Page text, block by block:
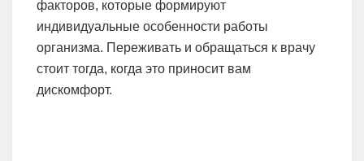
факторов, которые формируют
индивидуальные особенности работы
организма. Переживать и обращаться к врачу
стоит тогда, когда это приносит вам
дискомфорт.